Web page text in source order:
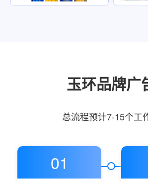
玉环品牌广
总流程预计7-15个工
01